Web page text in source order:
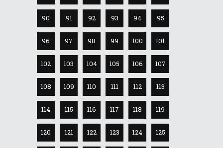
90 91 92 93 94 95
96 97 98 99 100 101
102 103 104 105 106 107
108 109 110 111 112 113
114 115 116 117 118 119
120 121 122 123 124 125